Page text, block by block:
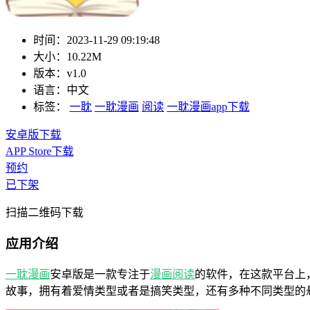
时间： 2023-11-29 09:19:48
大小： 10.22M
版本： v1.0
语言： 中文
标签：
一耽 一耽漫画 阅读 一耽漫画app下载
安卓版下载
APP Store下载
预约
已下架
扫描二维码下载
应用介绍
一耽漫画安卓版是一款专注于漫画阅读的软件，在这款平台
故事，拥有着爱情类型或者是搞笑类型，还有多种不同类型的